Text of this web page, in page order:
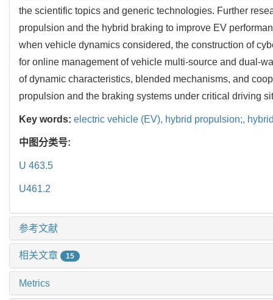
the scientific topics and generic technologies. Further
propulsion and the hybrid braking to improve EV
when vehicle dynamics considered, the construction of
for online management of vehicle multi-source and dual-
of dynamic characteristics, blended mechanisms, and
propulsion and the braking systems under critical driving
Key words: electric vehicle (EV), hybrid propulsion;,
中图分类号:
U 463.5
U461.2
参考文献
相关文章 15
Metrics